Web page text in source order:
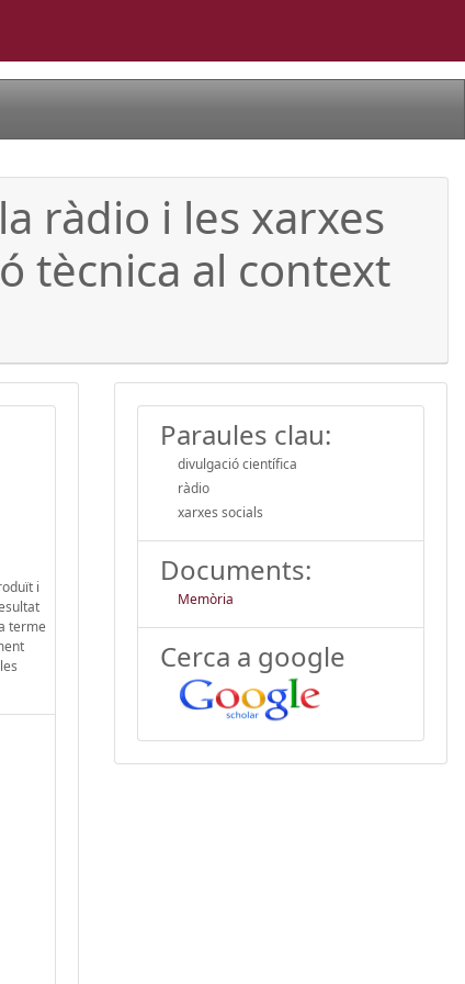
ràdio i les xarxes
tècnica al context
i
terme
Paraules clau:
divulgació científica
ràdio
xarxes socials
Documents:
Memòria
Cerca a google